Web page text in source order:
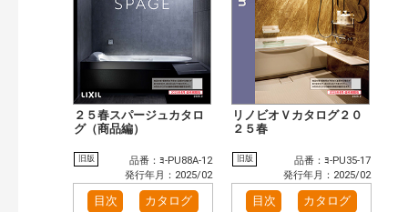
施工イメージ・アイデア集（7） リフォームおすすめ（6）
窓・シャッター（9）
玄関ドア・引戸（5）
インテリア建材（2）
キッチン（4）
浴室（6）
洗面化粧室（1）
発行年で検索
開始年:
検索
２５春スパージュカタロ
グ（商品編）
旧版
品番：ﾖ-PU88A-12
発行年月：2025/02
目次 カタログ
リノビオＶカタログ２０
２５春
旧版
品番：ﾖ-PU35-17
発行年月：2025/02
目次 カタログ